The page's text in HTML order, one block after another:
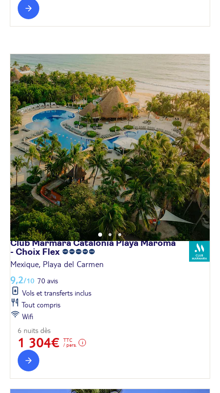
Club Marmara Catalonia Playa Maroma
- Choix Flex
Mexique, Playa del Carmen
9,2/10 70 avis
Vols et transferts inclus
Tout compris
Wifi
6 nuits dès
1 304€
TTC
/ pers.